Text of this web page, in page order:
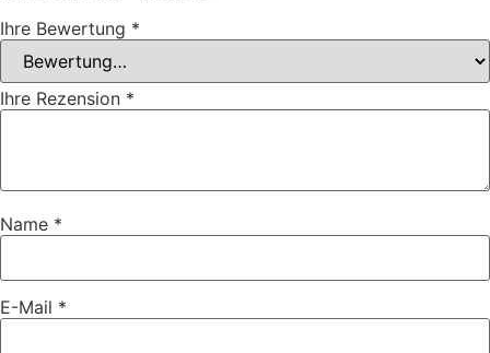
Ihre Bewertung *
Ihre Rezension *
Name *
E-Mail *